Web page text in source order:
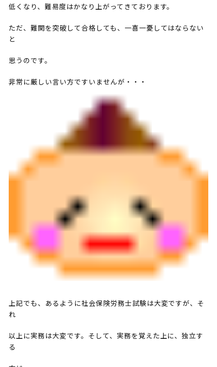
低くなり、難易度はかなり上がってきております。
ただ、難関を突破して合格しても、一喜一憂してはならない
と
思うのです。
非常に厳しい言い方ですいませんが・・・
上記でも、あるように社会保険労務士試験は大変ですが、そ
れ
以上に実務は大変です。そして、実務を覚えた上に、独立す
る